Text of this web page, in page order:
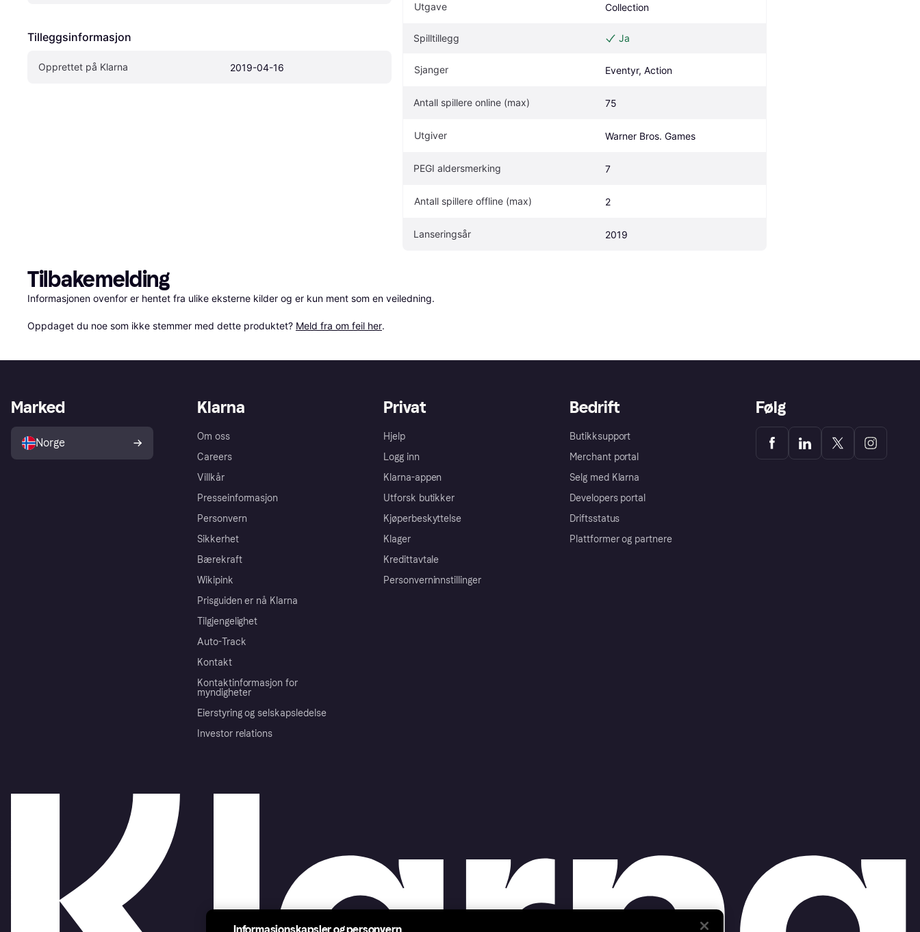
Tilleggsinformasjon
Opprettet på Klarna 2019-04-16
Utgave Collection
Spilltillegg Ja
Sjanger Eventyr, Action
Antall spillere online (max) 75
Utgiver Warner Bros. Games
PEGI aldersmerking 7
Antall spillere offline (max) 2
Lanseringsår 2019
Tilbakemelding
Informasjonen ovenfor er hentet fra ulike eksterne kilder og er kun ment som en veiledning.
Oppdaget du noe som ikke stemmer med dette produktet? Meld fra om feil her.
Klarna
Om oss
Careers
Villkår
Presseinformasjon
Personvern
Sikkerhet
Bærekraft
Wikipink
Prisguiden er nå Klarna
Tilgjengelighet
Auto-Track
Kontakt
Kontaktinformasjon for
myndigheter
Eierstyring og selskapsledelse
Investor relations
Privat
Hjelp
Logg inn
Klarna-appen
Utforsk butikker
Kjøperbeskyttelse
Klager
Kredittavtale
Personverninnstillinger
Bedrift
Butikksupport
Merchant portal
Selg med Klarna
Developers portal
Driftsstatus
Plattformer og partnere
Marked
Norge
Følg